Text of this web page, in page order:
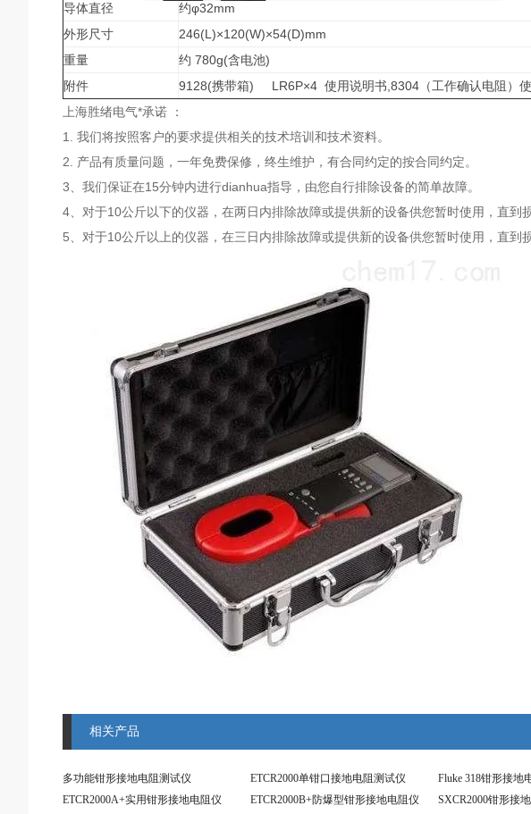
导体直径
约φ32mm
外形尺寸
246(L)×120(W)×54(D)mm
重量
约 780g(含电池)
附件
9128(携带箱) LR6P×4 使用说明书,8304（工作确认电阻）
上海胜绪电气*承诺 ：
1. 我们将按照客户的要求提供相关的技术培训和技术资料。
2. 产品有质量问题，一年免费保修，终生维护，有合同约定的按合同约定。
3、我们保证在15分钟内进行dianhua指导，由您自行排除设备的简单故障。
4、对于10公斤以下的仪器，在两日内排除故障或提供新的设备供您暂时使用，直到
5、对于10公斤以上的仪器，在三日内排除故障或提供新的设备供您暂时使用，直到
相关产品
多功能钳形接地电阻测试仪 ETCR2000单钳口接地电阻测试仪 Fluke 318钳形接地
ETCR2000A+实用钳形接地电阻仪
ETCR2000B+防爆型钳形接地电阻仪 SXCR2000钳形接